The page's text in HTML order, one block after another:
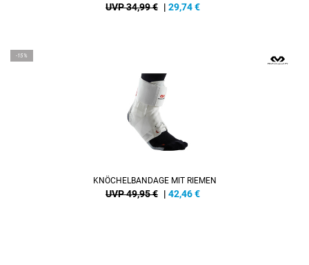
UVP 34,99 € | 29,74€
-15%
KNÖCHELBANDAGE MIT RIEMEN
UVP 49,95 € | 42,46€